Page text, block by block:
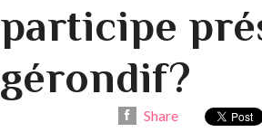
participe
gérondif?
Share